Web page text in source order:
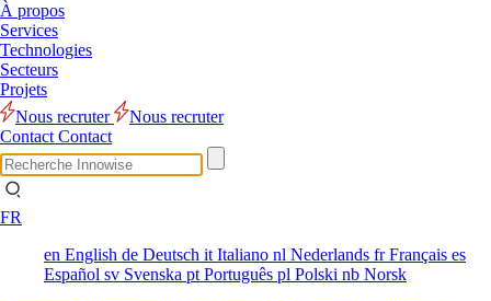
À propos
Services
Technologies
Secteurs
Projets
Nous recruter
Nous recruter
Contact Contact
FR
en English de Deutsch it Italiano nl Nederlands frFrançais es
Español sv Svenska pt Português pl Polski nb Norsk